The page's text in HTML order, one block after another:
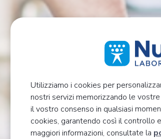
Utilizziamo i cookies per
nostri servizi memorizzando le
il vostro consenso in qualsiasi
cookies, garantendo così il controllo
maggiori informazioni, consultate la